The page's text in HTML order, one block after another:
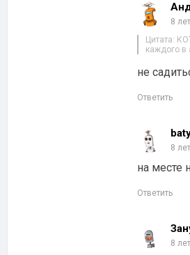
8
Цитата:
каждого в
не
Ответить
8
на месте
Ответить
8